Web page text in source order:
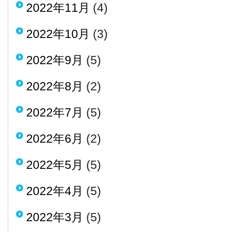
2022年11月 (4)
2022年10月 (3)
2022年9月 (5)
2022年8月 (2)
2022年7月 (5)
2022年6月 (2)
2022年5月 (5)
2022年4月 (5)
2022年3月 (5)